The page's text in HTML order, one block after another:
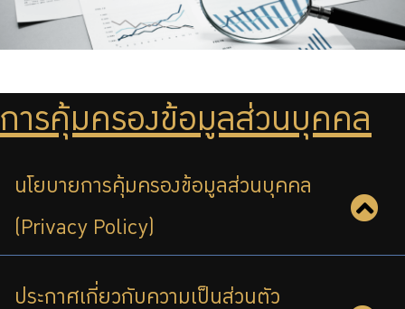
บริการสมาชิก
การบริหารความเสี่ยง
รายงานผลการดำเนินงาน
ข่าวสารและกิจกรรม
บริการเจ้าหน้าที่ส่วนราชการ
การคุ้มครองข้อมูลส่วนบุคคล
นโยบายการคุ้มครองข้อมูลส่วนบุคคล
(Privacy Policy)
ประกาศเกี่ยวกับความเป็นส่วนตัว